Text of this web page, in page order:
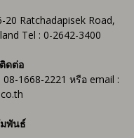
Ratchadapisek Road,
Tel : 0-2642-3400
ดต่อ
1668-2221 หรือ email :
พันธ์